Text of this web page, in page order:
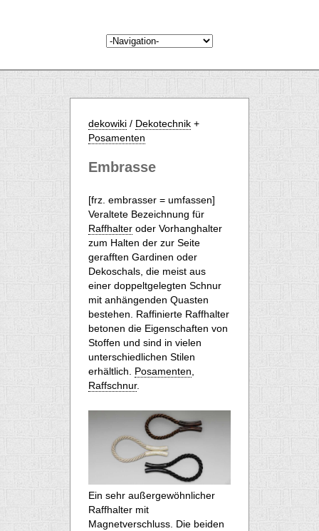
dekowiki / Dekotechnik +
Posamenten
Embrasse
[frz. embrasser = umfassen]
Veraltete Bezeichnung für
Raffhalter oder Vorhanghalter
zum Halten der zur Seite
gerafften Gardinen oder
Dekoschals, die meist aus
einer doppeltgelegten Schnur
mit anhängenden Quasten
bestehen. Raffinierte Raffhalter
betonen die Eigenschaften von
Stoffen und sind in vielen
unterschiedlichen Stilen
erhältlich. Posamenten
Raffschnur.
Ein sehr außergewöhnlicher
Raffhalter mit
Magnetverschluss. Die beiden